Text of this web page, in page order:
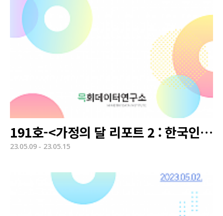
191호-<가정의 달 리포트 2 : 한국인의 워라밸>
23.05.09 - 23.05.15